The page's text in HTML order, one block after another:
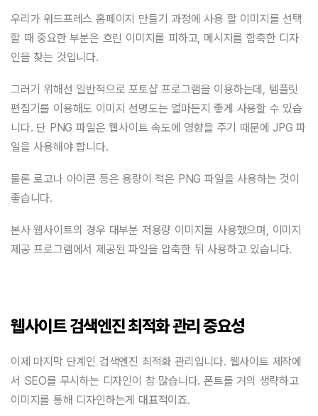
우리가 워드프레스 홈페이지 만들기 과정에 사용 할 이미지를 선택
할 때 중요한 부분은 흐린 이미지를 피하고, 메시지를 함축한 디자
인을 찾는 것입니다.
그러기 위해선 일반적으로 포토샵 프로그램을 이용하는데, 템플릿
편집기를 이용해도 이미지 선명도는 얼마든지 좋게 사용할 수 있습
니다. 단 PNG 파일은 웹사이트 속도에 영향을 주기 때문에 JPG 파
일을 사용해야 합니다.
물론 로고나 아이콘 등은 용량이 적은 PNG 파일을 사용하는 것이
좋습니다.
본사 웹사이트의 경우 대부분 저용량 이미지를 사용했으며, 이미지
제공 프로그램에서 제공된 파일을 압축한 뒤 사용하고 있습니다.
웹사이트 검색엔진 최적화 관리 중요성
이제 마지막 단계인 검색엔진 최적화 관리입니다. 웹사이트 제작에
서 SEO를 무시하는 디자인이 참 많습니다. 폰트를 거의 생략하고
이미지를 통해 디자인하는게 대표적이죠.